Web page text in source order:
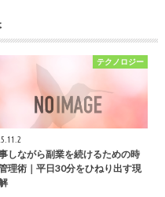
テクノロジー
しながら副業を続けるための時
理術｜平日30分をひねり出す現